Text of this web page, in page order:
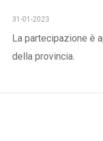
31-01-2023
La partecipazione è
della provincia.